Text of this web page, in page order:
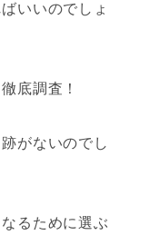
いいのでしょ
底調査！
がないのでし
るために選ぶ